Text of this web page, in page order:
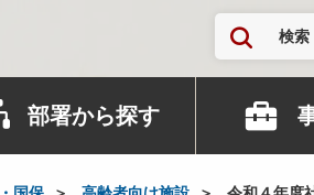
検索
部署から探す